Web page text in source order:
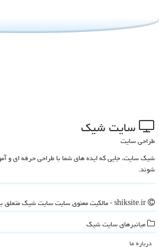
سایت شیك
طراحی سایت
شیک سایت، جایی که ایده های شما با طراحی حرفه ای و
شوند.
میانبرهای سایت شیك
درباره ما